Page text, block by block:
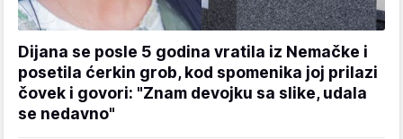
Dijana se posle 5 godina vratila iz Nemačke i
posetila ćerkin grob, kod spomenika joj prilazi
čovek i govori: "Znam devojku sa slike, udala
se nedavno"